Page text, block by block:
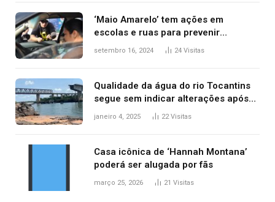
‘Maio Amarelo’ tem ações em
escolas e ruas para prevenir
acidentes no trânsito no AP
setembro 16, 2024 24 Visitas
Qualidade da água do rio Tocantins
segue sem indicar alterações após
desabamento da ponte entre MA e
janeiro 4, 2025 22Visitas
Casa icônica de ‘Hannah Montana’
poderá ser alugada por fãs
março 25, 2026 21 Visitas